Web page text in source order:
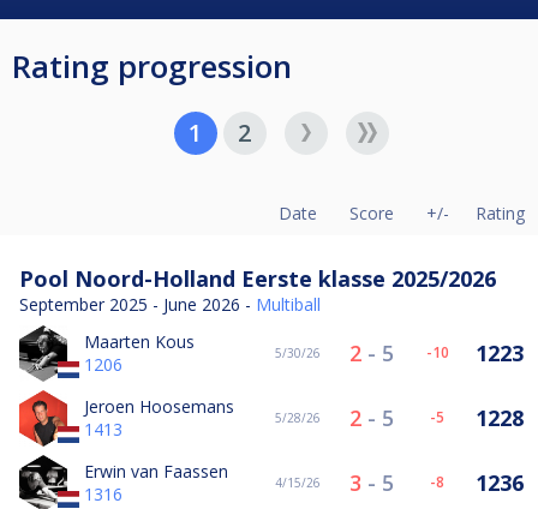
Rating progression
1 2
Date Score +/- Rating
Pool Noord-Holland Eerste klasse 2025/2026
September 2025 - June 2026 - Multiball
Maarten Kous
1206
5/30/26 2 - 5 -10 1223
Jeroen Hoosemans
1413
5/28/26 2 - 5 -5 1228
Erwin van Faassen
1316
4/15/26 3 - 5 -8 1236